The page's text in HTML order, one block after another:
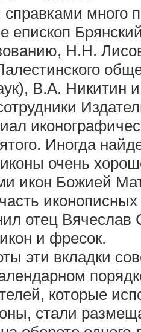
много
епископ
Н.Н.
В.А. Никитин
Иногда
очень
икон Божией
отец
и фресок.
эти вкладки
которые
стали